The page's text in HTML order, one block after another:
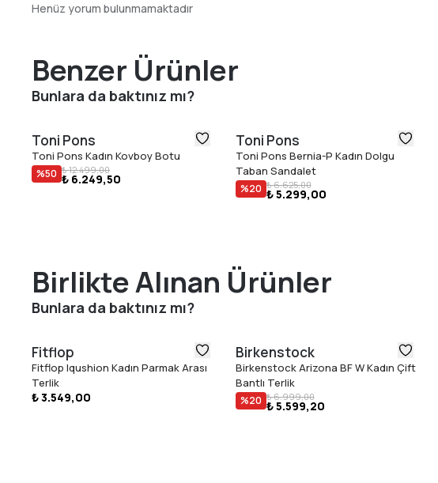
Henüz yorum bulunmamaktadır
Benzer Ürünler
Bunlara da baktınız mı?
Toni Pons
Toni Pons Kadın Kovboy Botu
%50 ₺ 12.499,00
₺ 6.249,50
Toni Pons
Toni Pons Bernia-P Kadın Dolgu
Taban Sandalet
%20 ₺ 6.625,00
₺ 5.299,00
Birlikte Alınan Ürünler
Bunlara da baktınız mı?
Fitflop
Fitflop Iqushion Kadın Parmak Arası
Terlik
₺ 3.549,00
Birkenstock
Birkenstock Arizona BF W Kadın Çift
Bantlı Terlik
%20 ₺ 6.999,00
₺ 5.599,20